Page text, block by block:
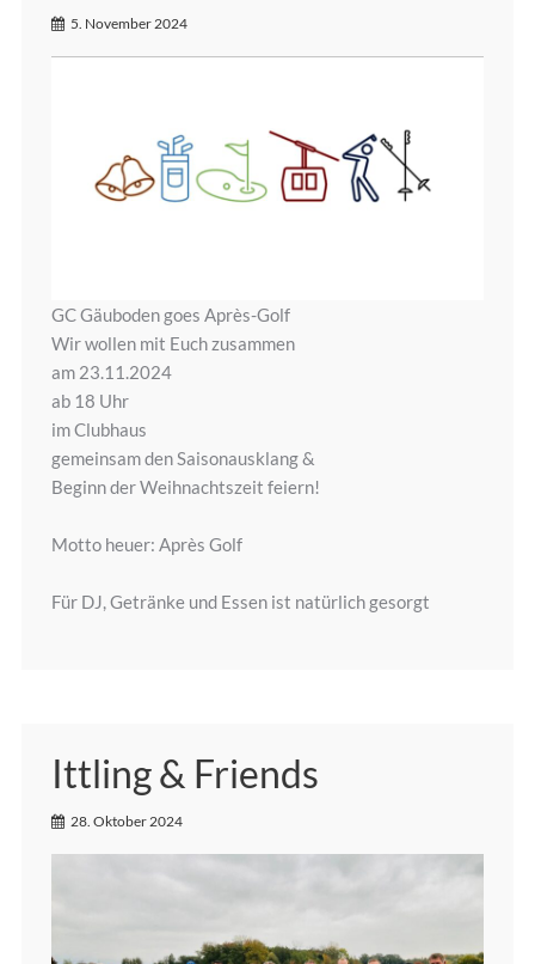
5. November 2024
GC Gäuboden goes Après-Golf
Wir wollen mit Euch zusammen
am 23.11.2024
ab 18 Uhr
im Clubhaus
gemeinsam den Saisonausklang &
Beginn der Weihnachtszeit feiern!
Motto heuer: Après Golf
Für DJ, Getränke und Essen ist natürlich gesorgt
Ittling & Friends
28. Oktober 2024